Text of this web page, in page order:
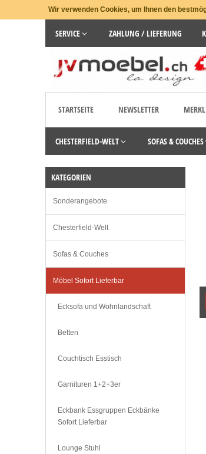
Wir verwenden Cookies, um Ihnen den
SERVICE ZAHLUNG / LIEFERUNG
STARTSEITE NEWSLETTER
CHESTERFIELD-WELT SOFAS & COUCHES
KATEGORIEN
Sonderangebote
Chesterfield-Welt
Sofas & Couches
Möbel Sofort Lieferbar
Ecksofa und Wohnlandschaft
Betten
Couchtisch Esstisch
Garnituren 1+2+3er
Eckbank Essgruppen Eckbänke
Sofort Lieferbar
Lounge Stuhl